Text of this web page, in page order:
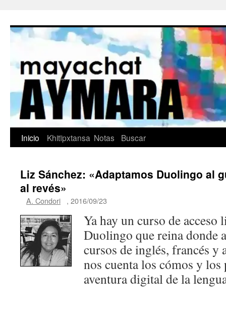
Saltar
contenido
Inicio Khitïpxtansa Notas Buscar
Liz Sánchez: «Adaptamos Duolingo al
al revés»
A. Condori , 2016/09/23
Ya hay un curso de acceso
Duolingo que reina donde
cursos de inglés, francés y
nos cuenta los cómos y los
aventura digital de la